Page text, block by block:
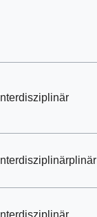
Interdisziplinär
Interdisziplinärplinär